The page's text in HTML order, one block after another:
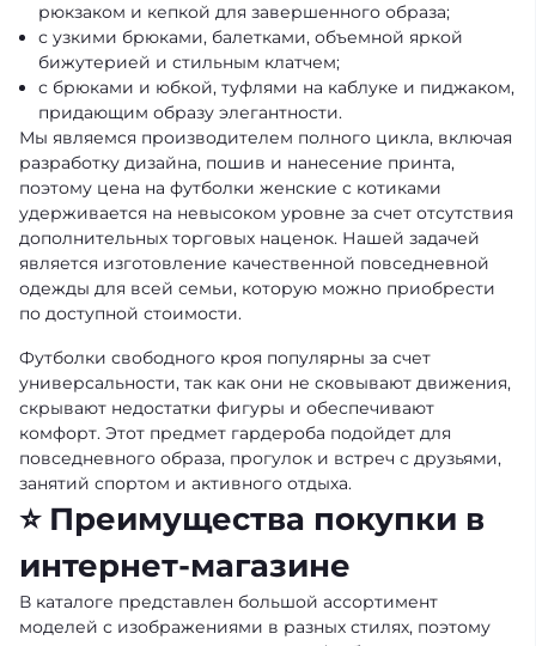
рюкзаком и кепкой для завершенного образа;
с узкими брюками, балетками, объемной яркой
бижутерией и стильным клатчем;
с брюками и юбкой, туфлями на каблуке и пиджаком,
придающим образу элегантности.
Мы являемся производителем полного цикла, включая
разработку дизайна, пошив и нанесение принта,
поэтому цена на футболки женские с котиками
удерживается на невысоком уровне за счет отсутствия
дополнительных торговых наценок. Нашей задачей
является изготовление качественной повседневной
одежды для всей семьи, которую можно приобрести
по доступной стоимости.
Футболки свободного кроя популярны за счет
универсальности, так как они не сковывают движения,
скрывают недостатки фигуры и обеспечивают
комфорт. Этот предмет гардероба подойдет для
повседневного образа, прогулок и встреч с друзьями,
занятий спортом и активного отдыха.
⭐ Преимущества покупки в
интернет-магазине
В каталоге представлен большой ассортимент
моделей с изображениями в разных стилях, поэтому